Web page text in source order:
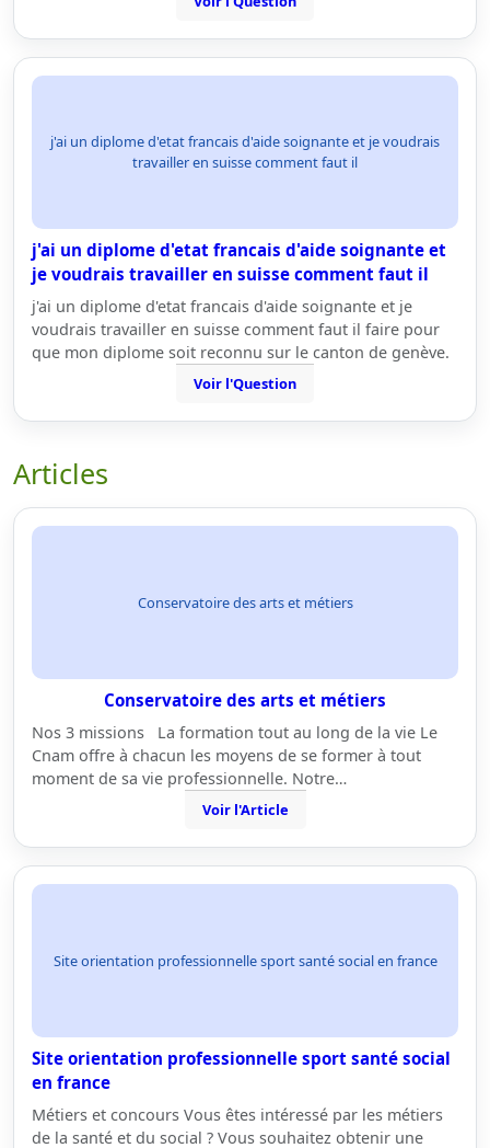
j'ai un diplome d'etat francais d'aide soignante et je voudrais
travailler en suisse comment faut il
j'ai un diplome d'etat francais d'aide soignante et
je voudrais travailler en suisse comment faut il
j'ai un diplome d'etat francais d'aide soignante et je
voudrais travailler en suisse comment faut il faire pour
que mon diplome soit reconnu sur le canton de genève.
Voir l'Question
Articles
Conservatoire des arts et métiers
Conservatoire des arts et métiers
Nos 3 missions La formation tout au long de la vie Le
Cnam offre à chacun les moyens de se former à tout
moment de sa vie professionnelle. Notre…
Voir l'Article
Site orientation professionnelle sport santé social en france
Site orientation professionnelle sport santé social
en france
Métiers et concours Vous êtes intéressé par les métiers
de la santé et du social ? Vous souhaitez obtenir une